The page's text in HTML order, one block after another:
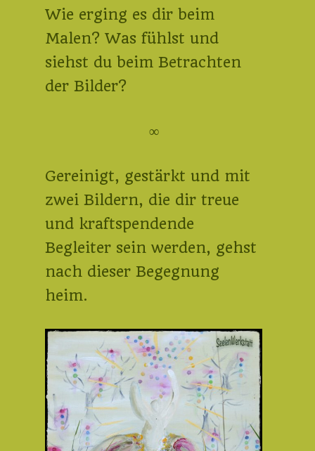
Wie erging es dir beim
Malen? Was fühlst und
siehst du beim Betrachten
der Bilder?
∞
Gereinigt, gestärkt und mit
zwei Bildern, die dir treue
und kraftspendende
Begleiter sein werden, gehst
nach dieser Begegnung
heim.